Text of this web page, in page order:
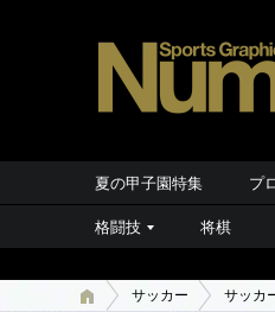
夏の甲子園特集 プ
格闘技 将棋
サッカー サッカ